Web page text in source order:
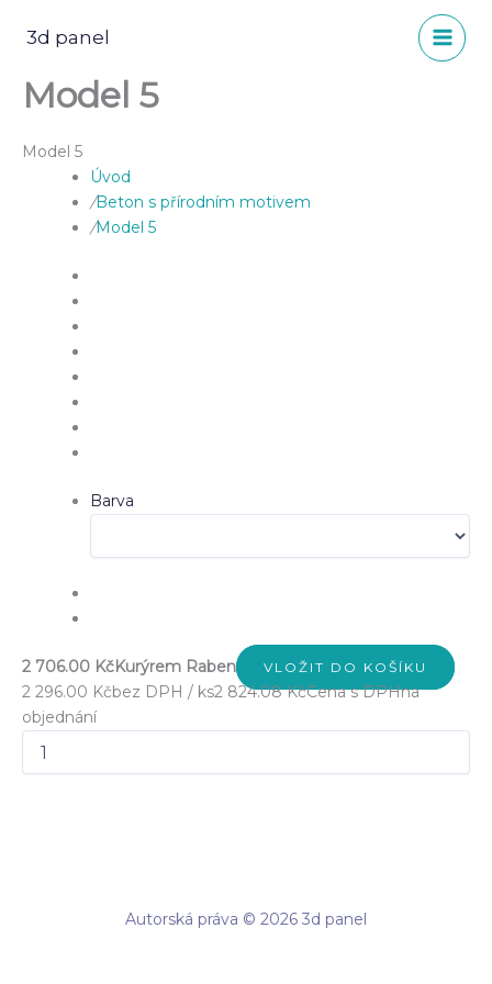
3d panel
Model 5
Model 5
Úvod
/Beton s přírodním motivem
/Model 5
Barva
2 706.00 KčKurýrem Raben VLOŽIT DO KOŠÍKU
2 296.00 Kčbez DPH / ks2 824.08 KčCena s DPHna
objednání
Autorská práva © 2026 3d panel